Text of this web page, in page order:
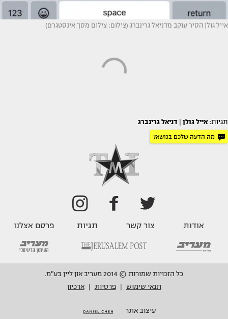
אייל גולן הסיר עוקב מדניאל גרינברג (צילום: צילום מסך אינסטגרם)
תגיות: אייל גולן דניאל גרינברג
מה הדעה שלכם בנושא?
אודות צור קשר תגיות פרסם אצלנו
כל הזכויות שמורות © 2014 מעריב און ליין בע"מ.
תנאי שימוש
פרטיות ארכיון
עיצוב אתר